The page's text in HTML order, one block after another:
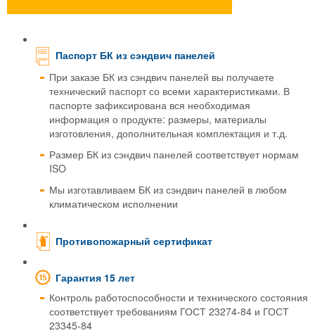
Паспорт БК из сэндвич панелей
При заказе БК из сэндвич панелей вы получаете
технический паспорт со всеми характеристиками. В
паспорте зафиксирована вся необходимая
информация о продукте: размеры, материалы
изготовления, дополнительная комплектация и т.д.
Размер БК из сэндвич панелей соответствует нормам
ISO
Мы изготавливаем БК из сэндвич панелей в любом
климатическом исполнении
Противопожарный сертификат
Гарантия 15 лет
Контроль работоспособности и технического состояния
соответствует требованиям ГОСТ 23274-84 и ГОСТ
23345-84